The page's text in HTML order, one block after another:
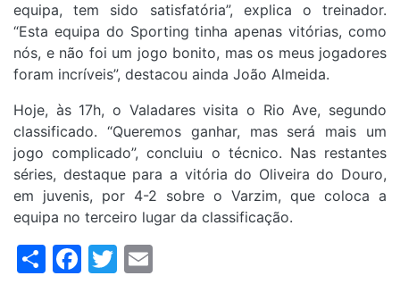
equipa, tem sido satisfatória”, explica o treinador.
“Esta equipa do Sporting tinha apenas vitórias, como
nós, e não foi um jogo bonito, mas os meus jogadores
foram incríveis”, destacou ainda João Almeida.
Hoje, às 17h, o Valadares visita o Rio Ave, segundo
classificado. “Queremos ganhar, mas será mais um
jogo complicado”, concluiu o técnico. Nas restantes
séries, destaque para a vitória do Oliveira do Douro,
em juvenis, por 4-2 sobre o Varzim, que coloca a
equipa no terceiro lugar da classificação.
ShareFacebook
Twitter